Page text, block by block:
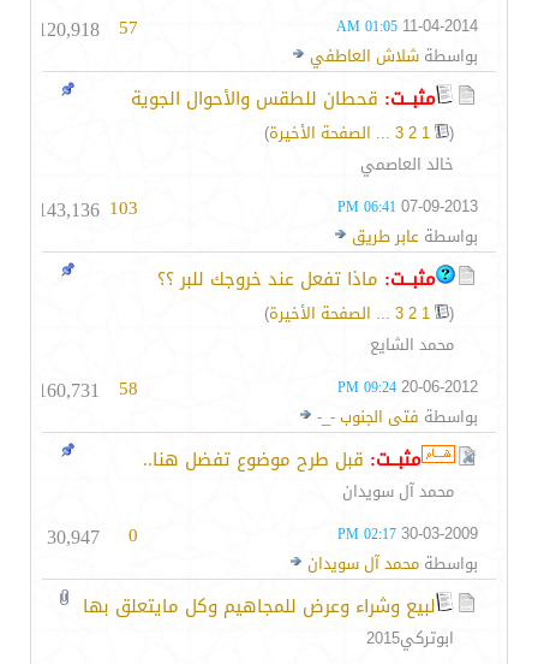
11-04-2014
01:05 AM
بواسطة شلاش العاطفي
57
120,918
مثبــت: قحطان للطقس والأحوال الجوية
(
1
2
3
... الصفحة الأخيرة)
خالد العاصمي
07-09-2013
06:41 PM
بواسطة عابر طريق
103
143,136
مثبــت: ماذا تفعل عند خروجك للبر ؟؟
(
1
2
3
... الصفحة الأخيرة)
محمد الشايع
20-06-2012
09:24 PM
بواسطة فتى الجنوب -_-
58
160,731
مثبــت: قبل طرح موضوع تفضل هنا..
محمد آل سويدان
30-03-2009
02:17 PM
بواسطة محمد آل سويدان
0
30,947
لبيع وشراء وعرض للمجاهيم وكل مايتعلق بها
ابوتركي2015